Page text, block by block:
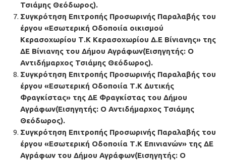
Τσιάμης Θεόδωρος).
Συγκρότηση Επιτροπής Προσωρινής Παραλαβής του
έργου «Εσωτερική Οδοποιία οικισμού
Κερασοχωρίου Τ.Κ Κερασοχωρίου Δ.Ε Βίνιανης» της
ΔΕ Βίνιανης του Δήμου Αγράφων(Εισηγητής: Ο
Αντιδήμαρχος Τσιάμης Θεόδωρος).
Συγκρότηση Επιτροπής Προσωρινής Παραλαβής του
έργου «Εσωτερική Οδοποιία Τ.Κ Δυτικής
Φραγκίστας» της ΔΕ Φραγκίστας του Δήμου
Αγράφων(Εισηγητής: Ο Αντιδήμαρχος Τσιάμης
Θεόδωρος).
Συγκρότηση Επιτροπής Προσωρινής Παραλαβής του
έργου «Εσωτερική Οδοποιία Τ.Κ Επινιανών» της ΔΕ
Αγράφων του Δήμου Αγράφων(Εισηγητής: Ο